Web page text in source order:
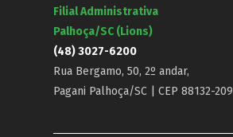
Filial Administrativa
Palhoça/SC (Lions)
(48) 3027-6200
Rua Bergamo, 50, 2º andar,
Pagani Palhoça/SC | CEP 88132-209